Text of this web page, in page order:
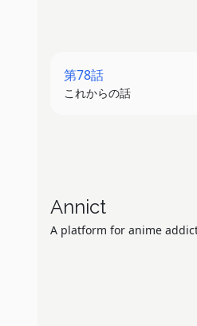
第78話
これからの話
Annict
A platform for anime